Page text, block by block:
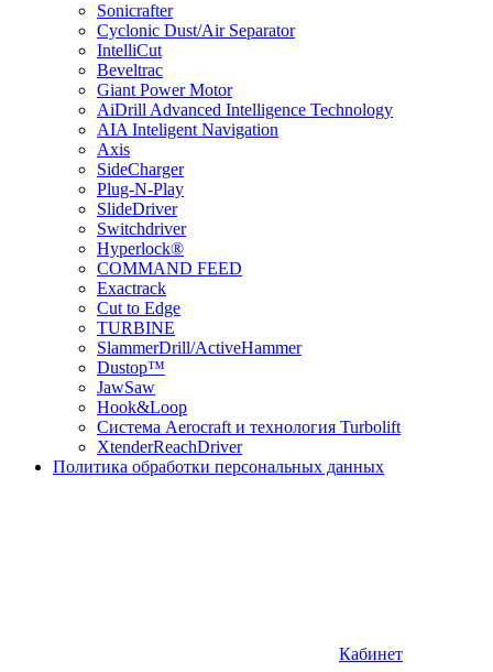
Sonicrafter
Cyclonic Dust/Air Separator
IntelliCut
Beveltrac
Giant Power Motor
AiDrill Advanced Intelligence Technology
AIA Inteligent Navigation
Axis
SideCharger
Plug-N-Play
SlideDriver
Switchdriver
Hyperlock®
COMMAND FEED
Exactrack
Cut to Edge
TURBINE
SlammerDrill/ActiveHammer
Dustop™
JawSaw
Hook&Loop
Cистема Aerocraft и технология Turbolift
XtenderReachDriver
Политика обработки персональных данных
Кабинет